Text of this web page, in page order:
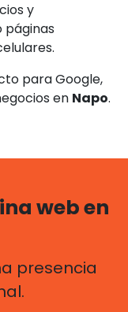
y
páginas
para Google,
en Napo.
web en
presencia